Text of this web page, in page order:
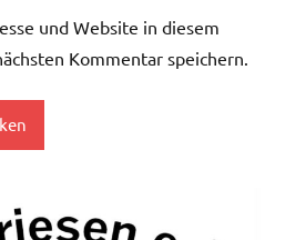
und Website in diesem
Kommentar speichern.